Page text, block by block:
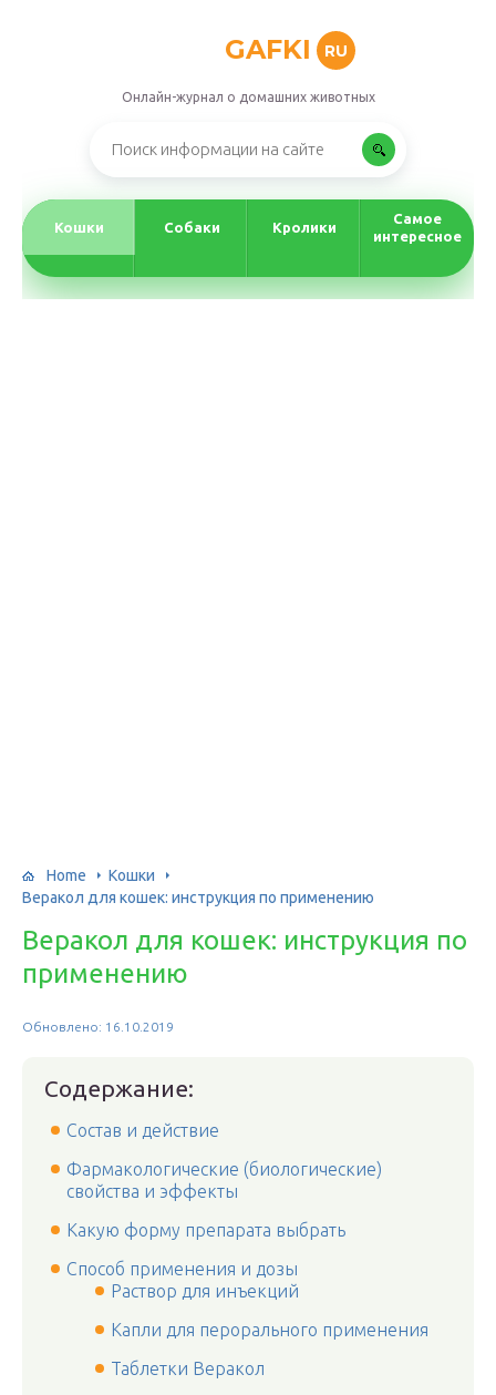
GAFKI RU
Онлайн-журнал о домашних животных
Кошки Собаки Кролики
Самое
интересное
Home
Кошки
Веракол для кошек: инструкция по применению
Веракол для кошек: инструкция по
применению
Обновлено: 16.10.2019
Содержание:
Состав и действие
Фармакологические (биологические)
свойства и эффекты
Какую форму препарата выбрать
Способ применения и дозы
Раствор для инъекций
Капли для перорального применения
Таблетки Веракол